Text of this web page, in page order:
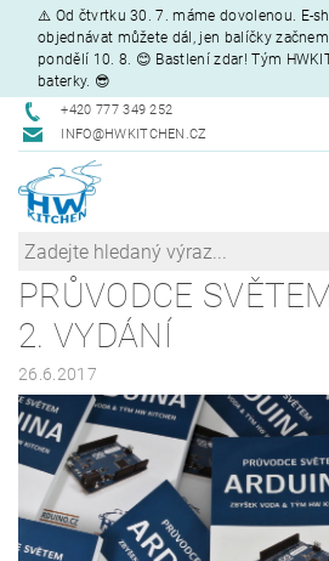
⚠️ Od čtvrtku 30. 7. máme dovolenou. E-
objednávat můžete dál, jen balíčky
pondělí 10. 8. 😊 Bastlení zdar! Tým
baterky. 😎
+420 777 349 252
INFO@HWKITCHEN.CZ
PRŮVODCE
2. VYDÁNÍ
26.6.2017